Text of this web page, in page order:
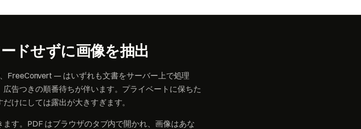
ドせずに画像を抽出
FreeConvert — はいずれも文書をサーバー上で処理
告つきの順番待ちが伴います。プライベートに保ちた
けにしては露出が大きすぎます。
す。PDF はブラウザのタブ内で開かれ、画像はあな